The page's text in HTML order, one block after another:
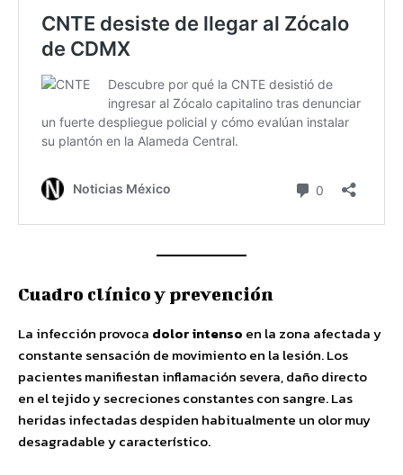
Cuadro clínico y prevención
La infección provoca dolor intenso en la zona afectada y
constante sensación de movimiento en la lesión. Los
pacientes manifiestan inflamación severa, daño directo
en el tejido y secreciones constantes con sangre. Las
heridas infectadas despiden habitualmente un olor muy
desagradable y característico.